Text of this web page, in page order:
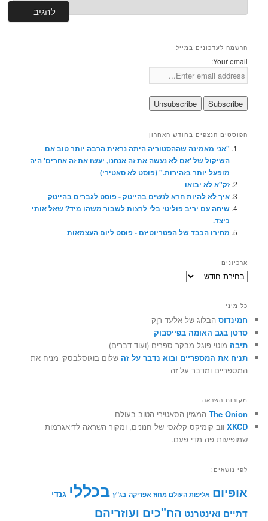
הרשמה לעדכונים במייל
Your email:
הפוסטים הנצפים בחודש האחרון
"אני מאמינה שההסטוריה היתה נראית הרבה יותר טוב אם
השיקול של 'אם לא נעשה את זה אנחנו, יעשו את זה אחרים' היה
מופעל יותר בזהירות." (פוסט לא סאטירי)
זק"א לא יבואו
איך לא להיות חרא לנשים בהייטק - פוסט לגברים בהייטק
שיחה עם יריב פוליטי בלי לרצות לשבור משהו מיד? שאל אותי
כיצד.
מחירו הכבד של הפטריוטיזם - פוסט ליום העצמאות
ארכיונים
ארכיונים
כל מיני
חמינדוס הבלוג של אלעד רוֶק
סרטן בגב האומה בפייסבוק
תיבה מוטי פוגל מבקר ספרים (ועוד דברים)
תניח את המספריים ובוא נדבר על זה שלום בוגוסלבסקי מניח את
המספריים ומדבר על זה
מקורות השראה
The Onion המגזין הסאטירי הטוב בעולם
XKCD ווב קומיקס קלאסי של חנונים, ומקור השראה לדיאגרמות
שמופיעות פה מדי פעם.
לפי נושאים:
אופיום אליפות העולם מחוז אפריקה בג"ץ בכללי גנדי
דתיים ואינטרנט הח"כים ועוזריהם